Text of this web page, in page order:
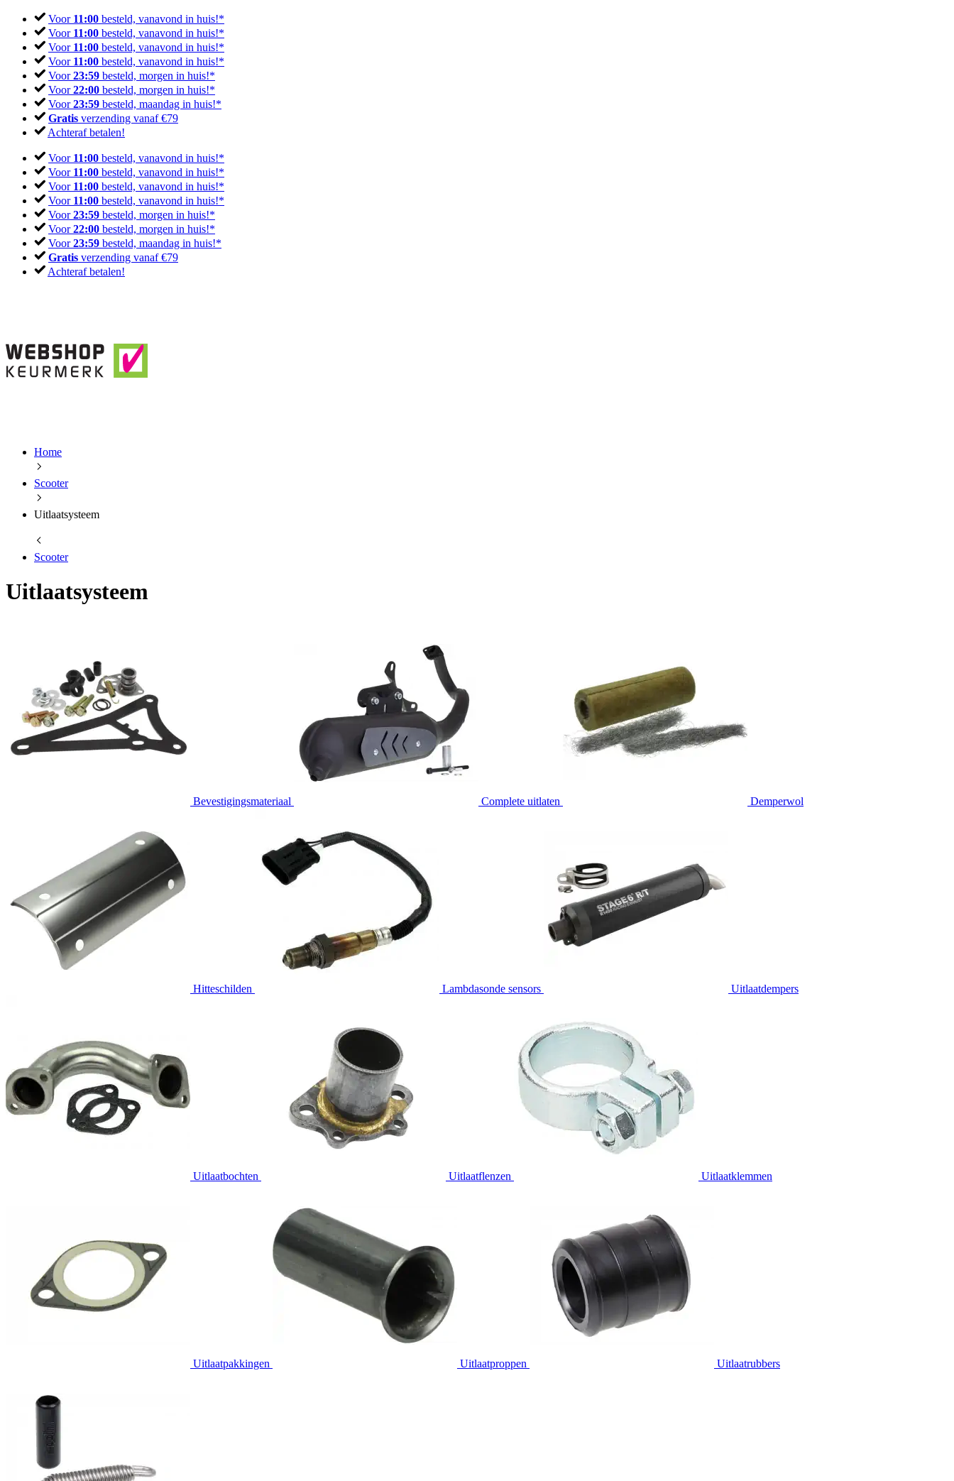
Voor 11:00 besteld, vanavond in huis!*
Voor 11:00 besteld, vanavond in huis!*
Voor 11:00 besteld, vanavond in huis!*
Voor 11:00 besteld, vanavond in huis!*
Voor23:59 besteld, morgen in huis!*
Voor22:00 besteld, morgen in huis!*
Voor23:59 besteld, maandag in huis!*
Gratis verzending vanaf €79
Achteraf betalen!
Voor 11:00 besteld, vanavond in huis!*
Voor 11:00 besteld, vanavond in huis!*
Voor 11:00 besteld, vanavond in huis!*
Voor 11:00 besteld, vanavond in huis!*
Voor23:59 besteld, morgen in huis!*
Voor22:00 besteld, morgen in huis!*
Voor23:59 besteld, maandag in huis!*
Gratis verzending vanaf €79
Achteraf betalen!
Home
Scooter
Uitlaatsysteem
Scooter
Uitlaatsysteem
Bevestigingsmateriaal Complete uitlaten Demperwol
Hitteschilden Lambdasonde sensors Uitlaatdempers
Uitlaatbochten Uitlaatflenzen Uitlaatklemmen
Uitlaatpakkingen Uitlaatproppen Uitlaatrubbers